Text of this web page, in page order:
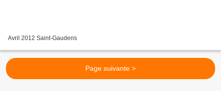
Avril 2012 Saint-Gaudens
Page suivante >